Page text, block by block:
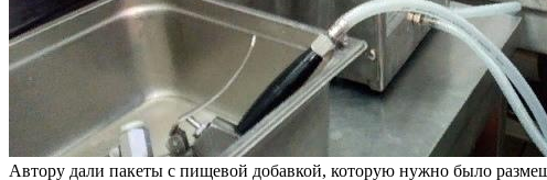
Автору дали пакеты с пищевой добавкой, которую нужно было